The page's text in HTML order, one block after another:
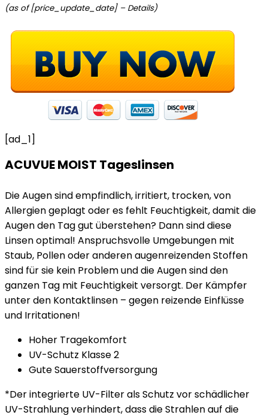
(as of [price_update_date] – Details)
[ad_1]
ACUVUE MOIST Tageslinsen
Die Augen sind empfindlich, irritiert, trocken, von
Allergien geplagt oder es fehlt Feuchtigkeit, damit die
Augen den Tag gut überstehen? Dann sind diese
Linsen optimal! Anspruchsvolle Umgebungen mit
Staub, Pollen oder anderen augenreizenden Stoffen
sind für sie kein Problem und die Augen sind den
ganzen Tag mit Feuchtigkeit versorgt. Der Kämpfer
unter den Kontaktlinsen – gegen reizende Einflüsse
und Irritationen!
Hoher Tragekomfort
UV-Schutz Klasse 2
Gute Sauerstoffversorgung
*Der integrierte UV-Filter als Schutz vor schädlicher
UV-Strahlung verhindert, dass die Strahlen auf die